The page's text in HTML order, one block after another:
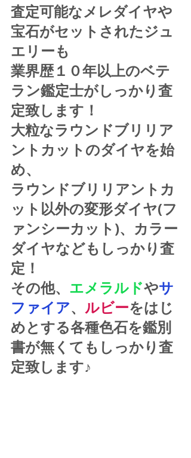
査定可能なメレダイヤや
宝石がセットされたジュ
エリーも
業界歴１０年以上のベテ
ラン鑑定士がしっかり査
定致します！
大粒なラウンドブリリア
ントカットのダイヤを始
め、
ラウンドブリリアントカ
ット以外の変形ダイヤ(フ
ァンシーカット)、カラー
ダイヤなどもしっかり査
定！
その他、 エメラルドやサ
ファイア、 ルビーをはじ
めとする各種色石を鑑別
書が無くてもしっかり査
定致します♪